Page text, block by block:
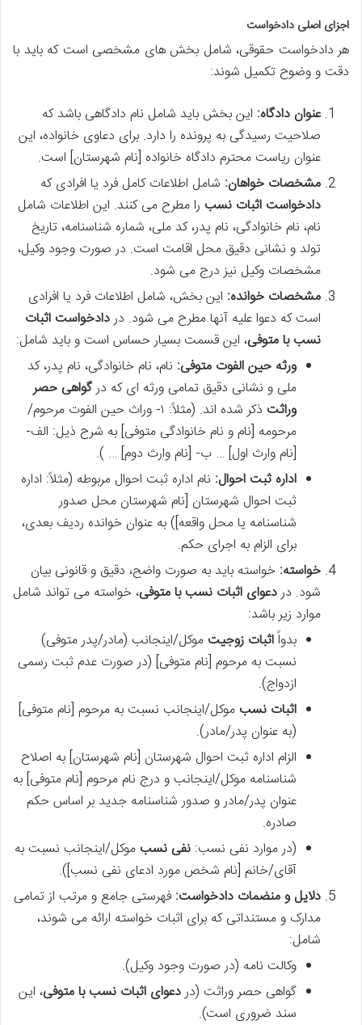
اجزای اصلی دادخواست
هر دادخواست حقوقی، شامل بخش های مشخصی است که باید با
دقت و وضوح تکمیل شوند:
عنوان دادگاه: این بخش باید شامل نام دادگاهی باشد که
صلاحیت رسیدگی به پرونده را دارد. برای دعاوی خانواده، این
عنوان ریاست محترم دادگاه خانواده [نام شهرستان] است.
مشخصات خواهان: شامل اطلاعات کامل فرد یا افرادی که
دادخواست اثبات نسب را مطرح می کنند. این اطلاعات شامل
نام، نام خانوادگی، نام پدر، کد ملی، شماره شناسنامه، تاریخ
تولد و نشانی دقیق محل اقامت است. در صورت وجود وکیل،
مشخصات وکیل نیز درج می شود.
مشخصات خوانده: این بخش، شامل اطلاعات فرد یا افرادی
است که دعوا علیه آنها مطرح می شود. دردادخواست اثبات
نسب با متوفی، این قسمت بسیار حساس است و باید شامل:
ورثه حین الفوت متوفی: نام، نام خانوادگی، نام پدر، کد
ملی و نشانی دقیق تمامی ورثه ای که درگواهی حصر
وراثت
ذکر شده اند. (مثلاً: ۱- وراث حین الفوت مرحوم/
مرحومه [نام و نام خانوادگی متوفی] به شرح ذیل: الف-
[نام وارث اول] … ب- [نام وارث دوم] … ).
اداره ثبت احوال: نام اداره ثبت احوال مربوطه (مثلاً: اداره
ثبت احوال شهرستان [نام شهرستان محل صدور
شناسنامه یا محل واقعه]) به عنوان خوانده ردیف بعدی،
برای الزام به اجرای حکم.
خواسته: خواسته باید به صورت واضح، دقیق و قانونی بیان
شود. دردعوای اثبات نسب با متوفی، خواسته می تواند شامل
موارد زیر باشد:
بدواًاثبات زوجیت موکل/اینجانب (مادر/پدر متوفی)
نسبت به مرحوم [نام متوفی] (در صورت عدم ثبت رسمی
ازدواج).
اثبات نسب موکل/اینجانب نسبت به مرحوم [نام متوفی]
(به عنوان پدر/مادر).
الزام اداره ثبت احوال شهرستان [نام شهرستان] به اصلاح
شناسنامه موکل/اینجانب و درج نام مرحوم [نام متوفی] به
عنوان پدر/مادر و صدور شناسنامه جدید بر اساس حکم
صادره.
(در موارد نفی نسب: نفی نسب موکل/اینجانب نسبت به
آقای/خانم [نام شخص مورد ادعای نفی نسب]).
دلایل و منضمات دادخواست: فهرستی جامع و مرتب از تمامی
مدارک و مستنداتی که برای اثبات خواسته ارائه می شوند،
شامل:
وکالت نامه (در صورت وجود وکیل).
گواهی حصر وراثت (دردعوای اثبات نسب با متوفی، این
سند ضروری است).